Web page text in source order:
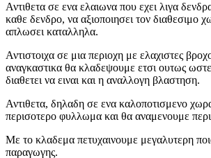
Αντιθετα σε ενα ελαιωνα που εχει λιγα
καθε δενδρο, να αξιοποιησει τον διαθεσιμο
απλωσει καταλληλα.
Αντιστοιχα σε μια περιοχη με ελαχιστες
αναγκαστικα θα κλαδεψουμε ετσι ουτως
διαθετει να ειναι και η αναλλογη βλαστηση.
Αντιθετα, δηλαδη σε ενα καλοποτισμενο
περισοτερο φυλλωμα και θα αναμενουμε
Με το κλαδεμα πετυχαινουμε μεγαλυτερη
παραγωγης.